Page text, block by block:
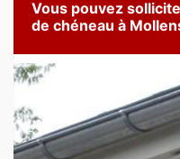
Vous pouvez
de chéneau à